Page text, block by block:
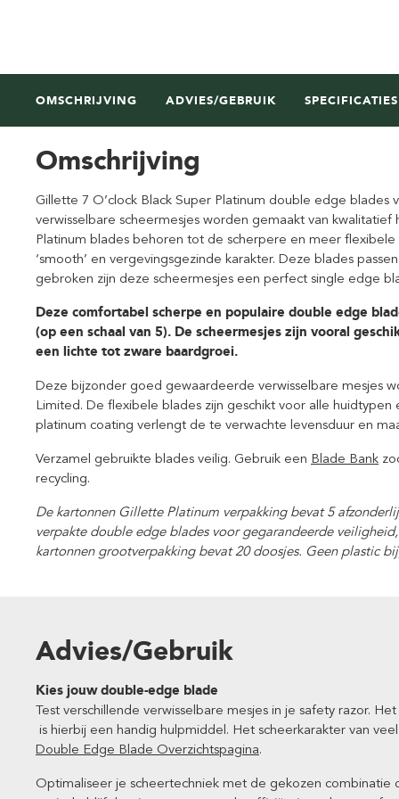
OMSCHRIJVING ADVIES/GEBRUIK SPECIFICATIES
Omschrijving
Gillette 7 O’clock Black Super Platinum double edge blades
verwisselbare scheermesjes worden gemaakt van
Platinum blades behoren tot de scherpere en meer
‘smooth’ en vergevingsgezinde karakter. Deze blades
gebroken zijn deze scheermesjes een perfect single edge
Deze comfortabel scherpe en populaire double edge
(op een schaal van 5). De scheermesjes zijn vooral
een lichte tot zware baardgroei.
Deze bijzonder goed gewaardeerde verwisselbare mesjes
Limited. De flexibele blades zijn geschikt voor alle
platinum coating verlengt de te verwachte levensduur en
Verzamel gebruikte blades veilig. Gebruik een Blade Bank
recycling.
De kartonnen Gillette Platinum verpakking bevat 5
verpakte double edge blades voor gegarandeerde
kartonnen grootverpakking bevat 20 doosjes. Geen plastic
Advies/Gebruik
Kies jouw double-edge blade
Test verschillende verwisselbare mesjes in je safety razor.
is hierbij een handig hulpmiddel. Het scheerkarakter van
Double Edge Blade Overzichtspagina.
Optimaliseer je scheertechniek met de gekozen